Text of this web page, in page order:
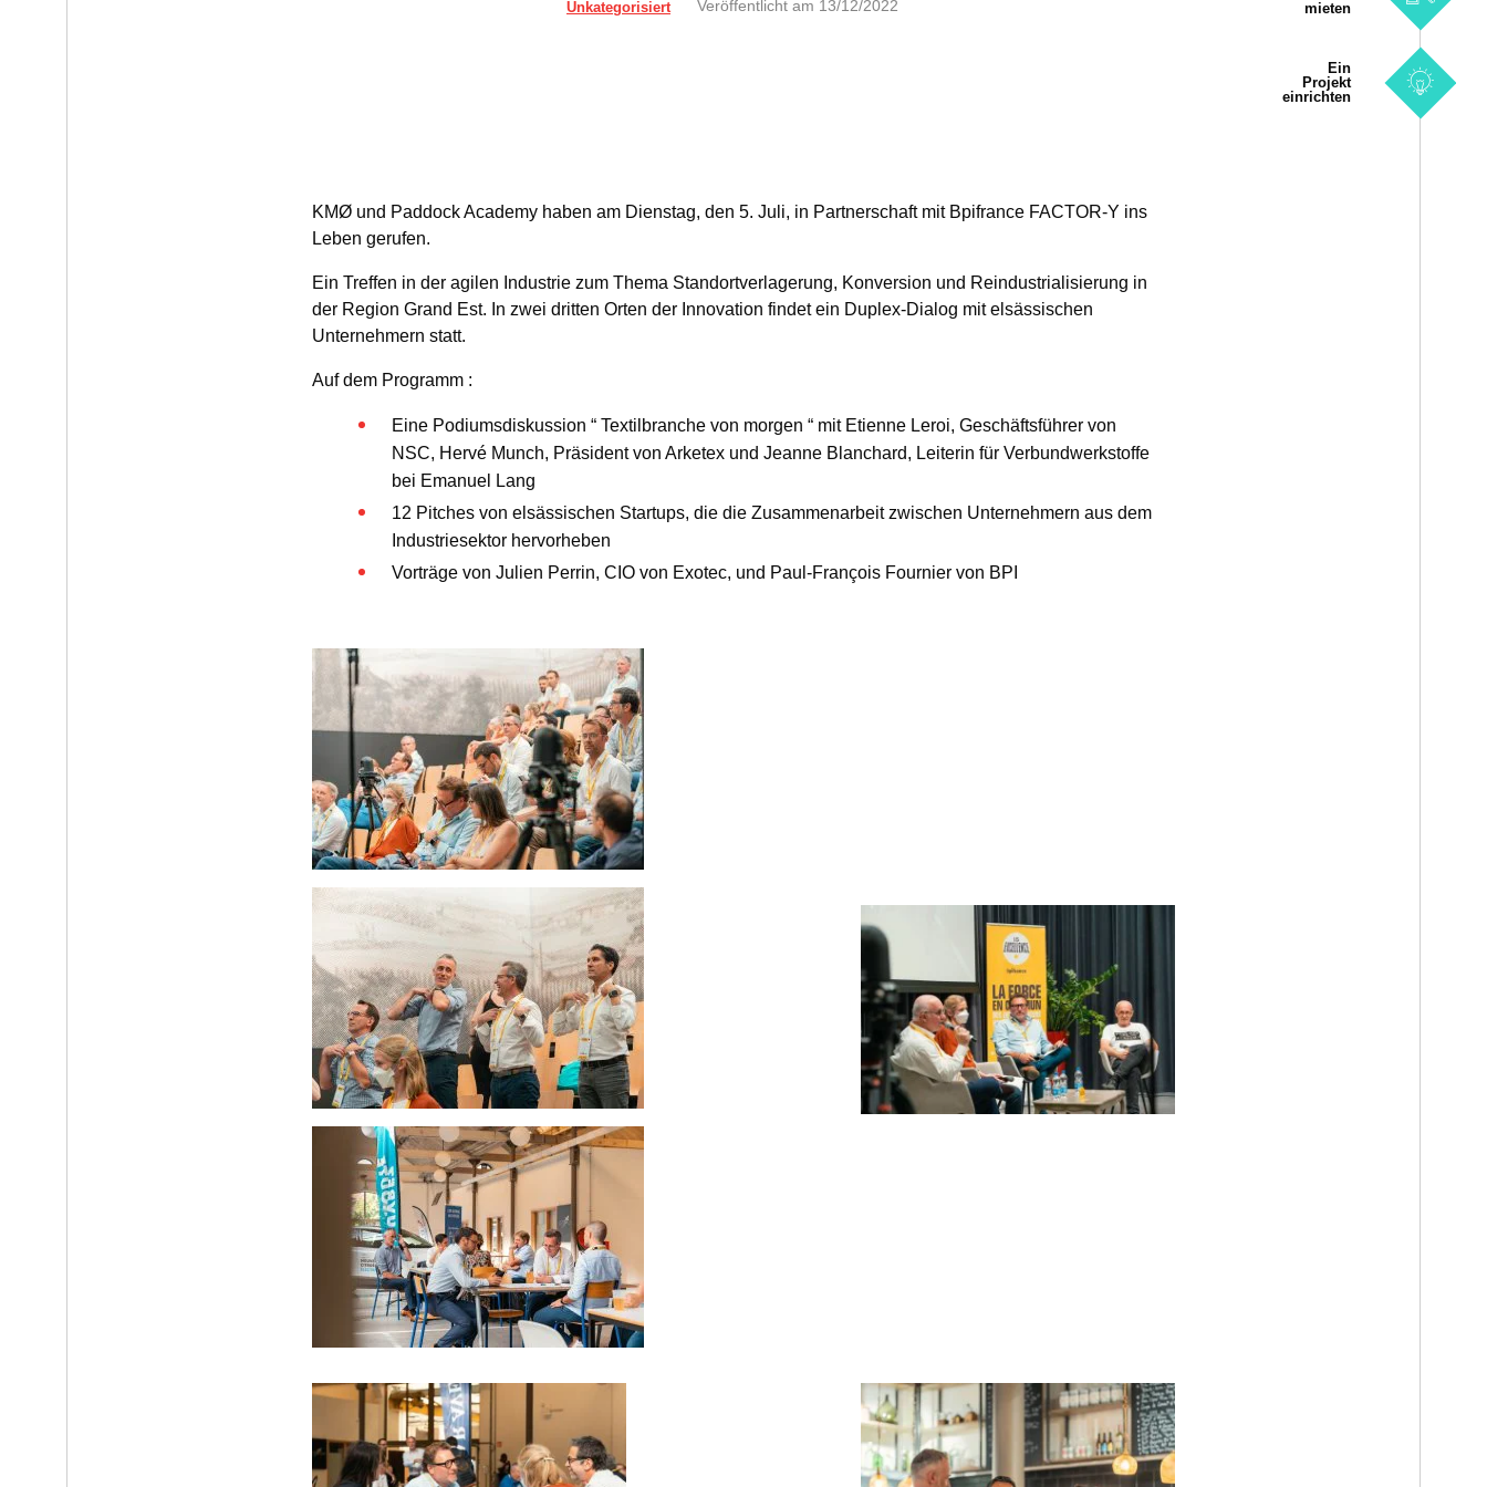
Unkategorisiert Veröffentlicht am 13/12/2022
KMØ und Paddock Academy haben am Dienstag, den 5. Juli, in Partnerschaft mit Bpifrance FACTOR-Y ins
Leben gerufen.
Ein Treffen in der agilen Industrie zum Thema Standortverlagerung, Konversion und Reindustrialisierung in
der Region Grand Est. In zwei dritten Orten der Innovation findet ein Duplex-Dialog mit elsässischen
Unternehmern statt.
Auf dem Programm :
Eine Podiumsdiskussion “ Textilbranche von morgen “ mit Etienne Leroi, Geschäftsführer von
NSC, Hervé Munch, Präsident von Arketex und Jeanne Blanchard, Leiterin für Verbundwerkstoffe
bei Emanuel Lang
12 Pitches von elsässischen Startups, die die Zusammenarbeit zwischen Unternehmern aus dem
Industriesektor hervorheben
Vorträge von Julien Perrin, CIO von Exotec, und Paul-François Fournier von BPI
mieten
Ein
Projekt
einrichten